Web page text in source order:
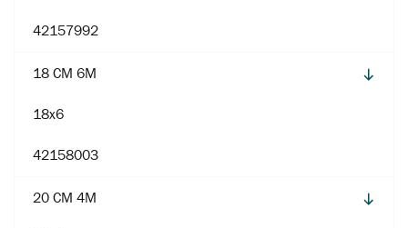
42157992
18 CM 6M
18x6
42158003
20 CM 4M